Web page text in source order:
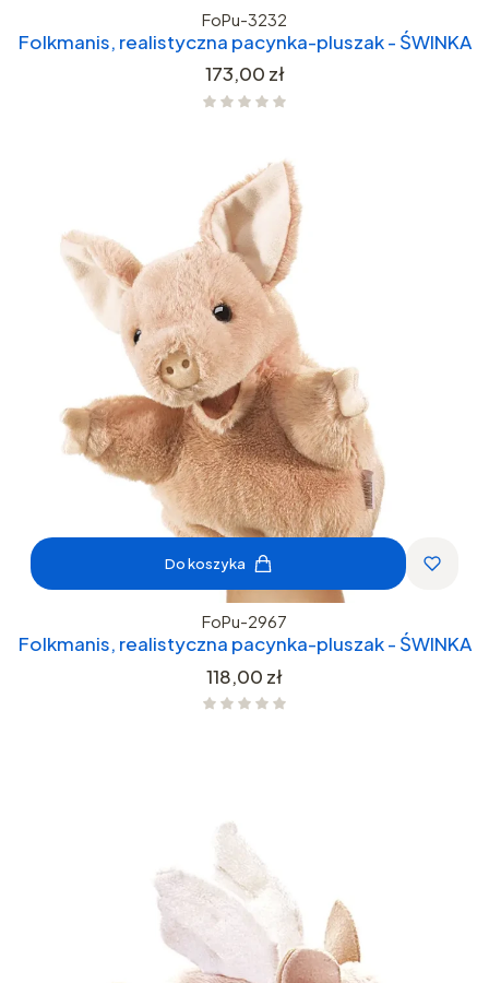
FoPu-3232
Folkmanis, realistyczna pacynka-pluszak - ŚWINKA
Cena
173,00 zł
Do koszyka
FoPu-2967
Folkmanis, realistyczna pacynka-pluszak - ŚWINKA
Cena
118,00 zł